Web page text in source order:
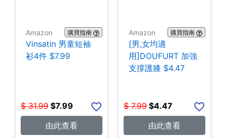
Amazon 購買指南
Vinsatin 男童短袖
衫4件 $7.99
$ 31.99 $7.99
由此查看
Amazon 購買指南
[男,女均適
用]DOUFURT 加強
支撐護膝 $4.47
$ 7.99 $4.47
由此查看